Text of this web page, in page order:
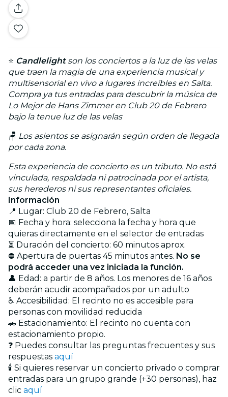
⭐ Candlelightson los conciertos a la luz de las velas
que traen la magia de una experiencia musical y
multisensorial en vivo a lugares increíbles en Salta.
Compra ya tus entradas para descubrir la música de
Lo Mejor de Hans Zimmer en Club 20 de Febrero
bajo la tenue luz de las velas
🪑 Los asientos se asignarán según orden de llegada
por cada zona.
Esta experiencia de concierto es un tributo. No está
vinculada, respaldada ni patrocinada por el artista,
sus herederos ni sus representantes oficiales.
Información
📍 Lugar: Club 20 de Febrero, Salta
📅 Fecha y hora: selecciona la fecha y hora que
quieras directamente en el selector de entradas
⏳ Duración del concierto: 60 minutos aprox.
⛔ Apertura de puertas 45 minutos antes. No se
podrá acceder una vez iniciada la función.
👤 Edad: a partir de 8 años. Los menores de 16 años
deberán acudir acompañados por un adulto
♿ Accesibilidad: El recinto no es accesible para
personas con movilidad reducida
🚗 Estacionamiento: El recinto no cuenta con
estacionamiento propio.
❓ Puedes consultar las preguntas frecuentes y sus
respuestas aquí
🕯️ Si quieres reservar un concierto privado o comprar
entradas para un grupo grande (+30 personas), haz
clic aquí